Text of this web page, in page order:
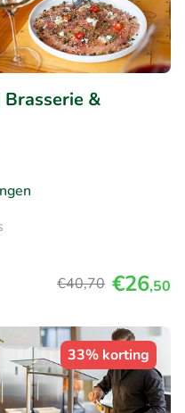
&
€40,70 €26,50
33% korting